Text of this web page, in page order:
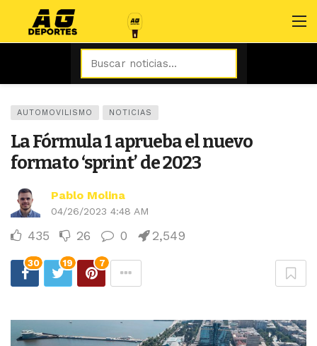
AUTOMOVILISMO NOTICIAS
La Fórmula 1 aprueba el nuevo
formato ‘sprint’ de 2023
Pablo Molina
04/26/2023 4:48 AM
435 26 0 2,549
30 19 7